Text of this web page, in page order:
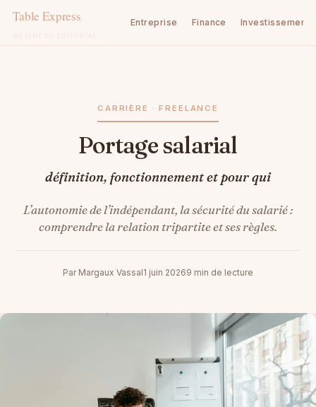
Entreprise Finance Investissement
CARRIÈRE · FREELANCE
Portage salarial
définition, fonctionnement et pour qui
L’autonomie de l’indépendant, la sécurité du salarié :
comprendre la relation tripartite et ses règles.
Par Margaux Vassal1 juin 20269 min de lecture